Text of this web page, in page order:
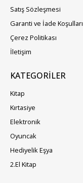
Satış Sözleşmesi
Garanti ve İade Koşulları
Çerez Politikası
İletişim
KATEGORILER
Kitap
Kırtasiye
Elektronik
Oyuncak
Hediyelik Eşya
2.El Kitap